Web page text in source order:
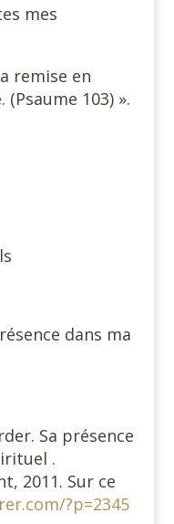
mes
remise en
103) ».
dans ma
Sa présence
.
2011. Sur ce
?p=2345